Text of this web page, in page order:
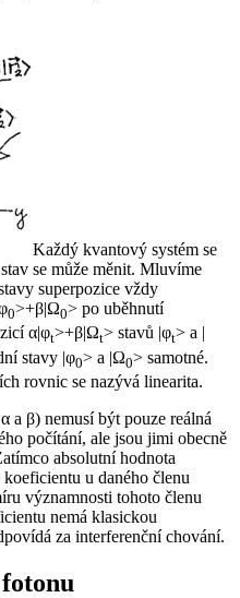
Každý kvantový systém se
se může měnit. Mluvíme
superpozice vždy
0>+β|Ω0> po uběhnutí
α|φt>+β|Ωt> stavů |φt> a |
stavy |φ0> a |Ω0> samotné.
rovnic se nazývá linearita.
a β) nemusí být pouze reálná
počítání, ale jsou jimi obecně
absolutní hodnota
u daného členu
významnosti tohoto členu
nemá klasickou
za interferenční chování.